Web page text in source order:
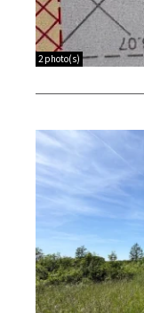
2 photo(s)